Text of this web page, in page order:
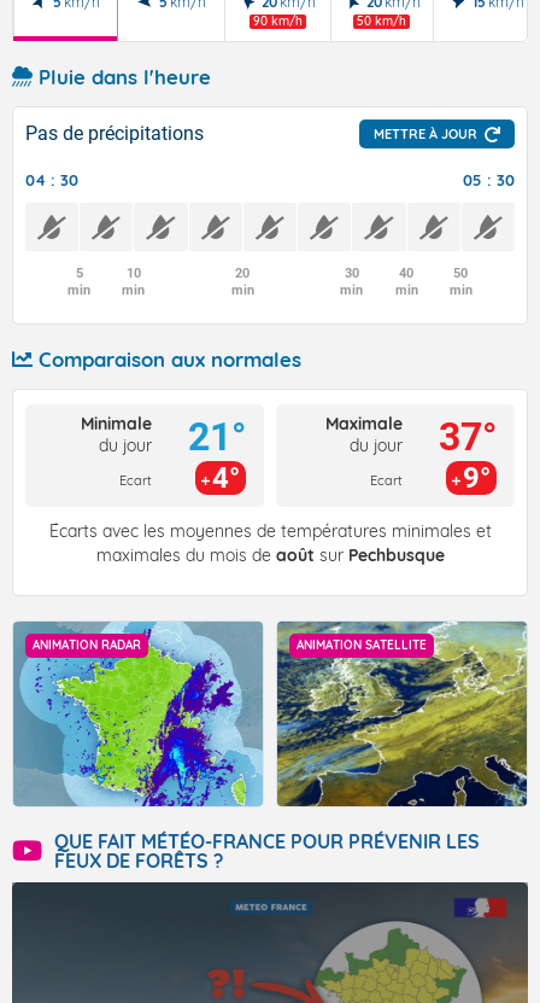
90 km/h 50 km/h
Pluie dans l'heure
Pas de précipitations METTRE À JOUR
04 : 30 05 : 30
5
min
10
min
20
min
30
min
40
min
50
min
Comparaison aux normales
Minimale
du jour
Ecart
21°
4°
Maximale
du jour
Ecart
37°
9°
Écarts avec les moyennes de températures minimales et
maximales du mois de août sur Pechbusque
ANIMATION RADAR ANIMATION SATELLITE
QUE FAIT MÉTÉO-FRANCE POUR PRÉVENIR LES
FEUX DE FORÊTS ?